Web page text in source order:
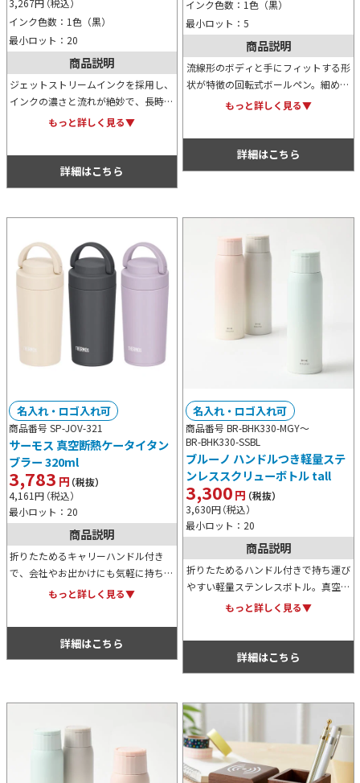
3,267円（税込）
インク色数：1色（黒）
最小ロット：20
商品説明
ジェットストリームインクを採用し、
インクの濃さと流れが絶妙で、長時間
の使用でも疲れにくく快適に書けま
な逸品です。
もっと詳しく見る▼
詳細はこちら
インク色数：1色（黒）
最小ロット：5
商品説明
流線形のボディと手にフィットする形
状が特徴の回転式ボールペン。細めの
リングがスタイリッシュでモダンかつ
もっと詳しく見る▼
詳細はこちら
商品番号 SP-JOV-321
サーモス 真空断熱ケータイタン
ブラー 320ml
3,783 円（税抜）
4,161円（税込）
最小ロット：20
名入れ・ロゴ入れ可
商品説明
折りたためるキャリーハンドル付き
で、会社やお出かけにも気軽に持ち運
べる320mlケータイタンブラー。全パ
もっと詳しく見る▼
詳細はこちら
商品番号 BR-BHK330-MGY～
BR-BHK330-SSBL
ブルーノ ハンドルつき軽量ステ
ンレススクリューボトル tall
3,300円（税抜）
3,630円（税込）
最小ロット：20
名入れ・ロゴ入れ可
商品説明
折りたためるハンドル付きで持ち運び
やすい軽量ステンレスボトル。真空二
重構造で優れた保温保冷力を発揮し通
もっと詳しく見る▼
詳細はこちら